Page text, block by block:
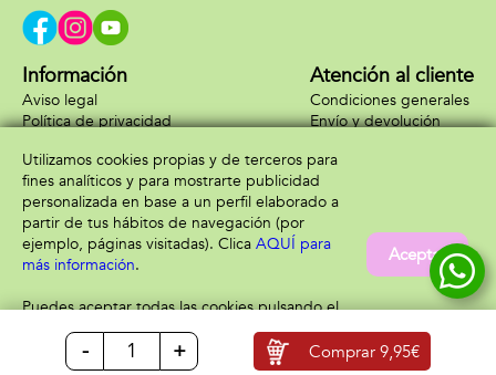
- + Comprar 9,95€
Información
Aviso legal
Política de privacidad
Atención al cliente
Condiciones generales
Envío y devolución
Formas de pago
Utilizamos cookies propias y de terceros para
fines analíticos y para mostrarte publicidad
personalizada en base a un perfil elaborado a
partir de tus hábitos de navegación (por
ejemplo, páginas visitadas). Clica AQUÍ para
más información.
Puedes aceptar todas las cookies pulsando el
botón “Aceptar” o configurarlas o rechazar su
uso clicando
AQUÍ
Aceptar